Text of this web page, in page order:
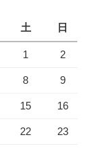
土 日
1 2
8 9
15 16
22 23